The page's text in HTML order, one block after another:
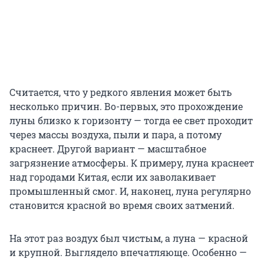
Считается, что у редкого явления может быть
несколько причин. Во-первых, это прохождение
луны близко к горизонту — тогда ее свет проходит
через массы воздуха, пыли и пара, а потому
краснеет. Другой вариант — масштабное
загрязнение атмосферы. К примеру, луна краснеет
над городами Китая, если их заволакивает
промышленный смог. И, наконец, луна регулярно
становится красной во время своих затмений.
На этот раз воздух был чистым, а луна — красной
и крупной. Выглядело впечатляюще. Особенно —